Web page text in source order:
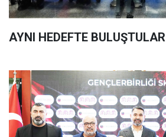
AYNI HEDEFTE BULUŞTULAR